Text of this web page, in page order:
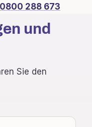
0800 288 673
und
Sie den